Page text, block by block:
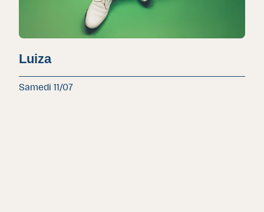
Luiza
Samedi 11/07